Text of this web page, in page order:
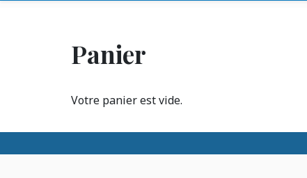
Panier
Votre panier est vide.